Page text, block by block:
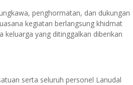
penghormatan, dan dukungan
kegiatan berlangsung khidmat
yang ditinggalkan diberikan
serta seluruh personel Lanudal